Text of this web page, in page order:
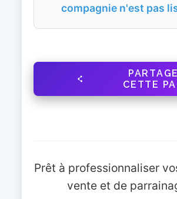
compagnie n'est pas
CETTE
Prêt à professionnaliser
vente et de